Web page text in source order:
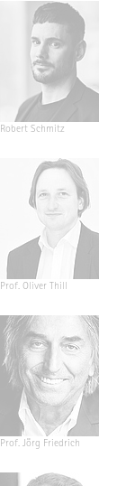
Robert Schmitz
Prof. Oliver Thill
Prof. Jörg Friedrich